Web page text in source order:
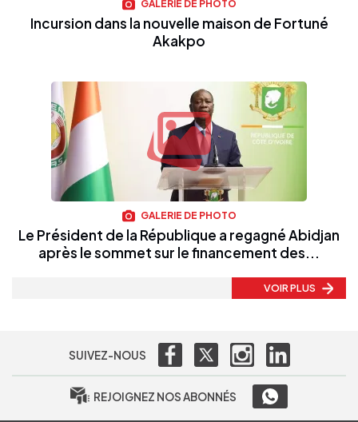
GALERIE DE PHOTO
Incursion dans la nouvelle maison de Fortuné
Akakpo
GALERIE DE PHOTO
Le Président de la République a regagné Abidjan
après le sommet sur le financement des...
VOIR PLUS
SUIVEZ-NOUS
REJOIGNEZ NOS ABONNÉS